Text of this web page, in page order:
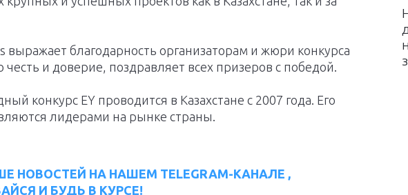
выражает благодарность организаторам и жюри конкурса
честь и доверие, поздравляет всех призеров с победой.
конкурс EY проводится в Казахстане с 2007 года. Его
лидерами на рынке страны.
НОВОСТЕЙ НА НАШЕМ TELEGRAM-КАНАЛЕ ,
И БУДЬ В КУРСЕ!